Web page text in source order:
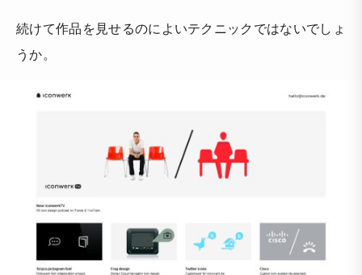
続けて作品を見せるのによいテクニックではないでしょ
うか。